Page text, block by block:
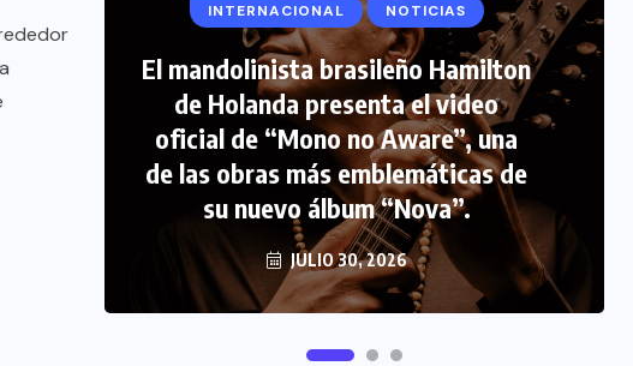
INTERNACIONAL NOTICIAS
El mandolinista brasileño Hamilton
de Holanda presenta el video
oficial de “Mono no Aware”, una
de las obras más emblemáticas de
su nuevo álbum “Nova”.
JULIO 30, 2026
COLABORADORES INTERNACIONAL
NOTICIAS PERIODISMO TURISTICO
FIPETUR se solidariza con
Venezuela
JUNIO 29, 2026